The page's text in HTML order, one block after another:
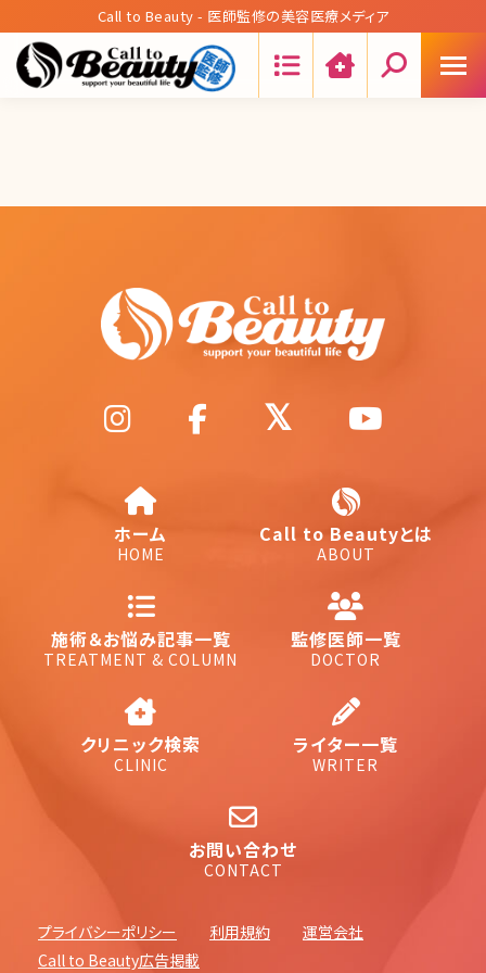
Call to Beauty - 医師監修の美容医療メディア
ホーム
HOME
Call to Beautyとは
ABOUT
施術＆お悩み記事一覧
TREATMENT & COLUMN
監修医師一覧
DOCTOR
クリニック検索
CLINIC
ライター一覧
WRITER
お問い合わせ
CONTACT
プライバシーポリシー 利用規約
運営会社
Call to Beauty広告掲載